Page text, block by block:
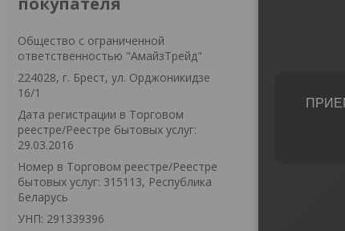
Общество с ограниченной
ответственностью "АмайзТрейд"
224028, г. Брест, ул. Орджоникидзе
16/1
Дата регистрации в Торговом
реестре/Реестре бытовых услуг:
29.03.2016
Номер в Торговом реестре/Реестре
бытовых услуг: 315113, Республика
Беларусь
УНП: 291339396